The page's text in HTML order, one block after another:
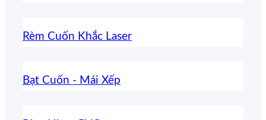
Rèm Cuốn Khắc Laser
Bạt Cuốn - Mái Xếp